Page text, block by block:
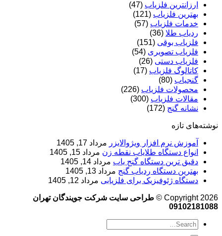
ارزانترین فلزیاب (47)
بهترین فلزیاب (121)
خدمات فلزیاب (57)
ردیاب طلا (36)
فلزیاب بوقی (151)
فلزیاب تصویری (54)
فلزیاب دستی (26)
کاتالوگ فلزیاب (17)
گنجیاب (80)
محصولات فلزیاب (226)
مقالات فلزیاب (300)
نشانه گنج (172)
نوشته‌های تازه
آموزش نرم‌ افزار ویژوالایزر مرداد 17, 1405
انواع دستگاه طلایاب نقطه زن مرداد 15, 1405
دقیق ترین دستگاه گنج یاب مرداد 14, 1405
بهترین دستگاه ردیاب گنج مرداد 13, 1405
دستگاه ژئوفیزیک برای فلزیابی مرداد 12, 1405
Copyright 2026 ©
طراحی سایت شرکت جویندگان تهران
09102181088